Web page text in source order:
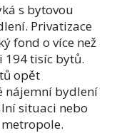
s bytovou
Privatizace
fond o více než
194 tisíc bytů.
opět
nájemní bydlení
situaci nebo